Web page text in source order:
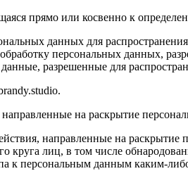
прямо или косвенно к
данных для
персональных данных,
разрешенные для
на раскрытие
направленные на
круга лиц, в том числе
к персональным данным каким-